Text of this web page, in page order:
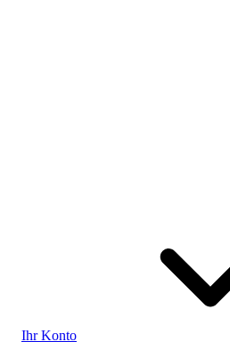
Ihr Konto